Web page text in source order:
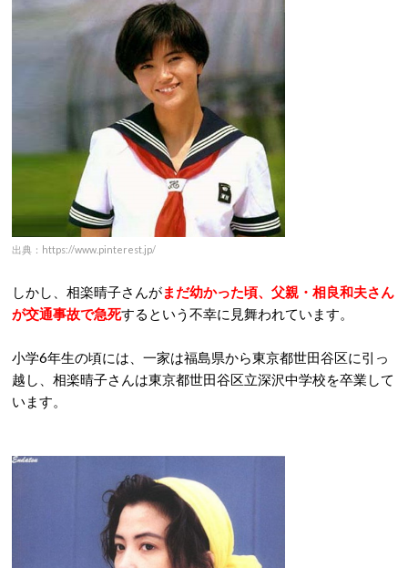
出典：https://www.pinterest.jp/
しかし、相楽晴子さんがまだ幼かった頃、父親・相良和夫さん
が交通事故で急死するという不幸に見舞われています。
小学6年生の頃には、一家は福島県から東京都世田谷区に引っ
越し、相楽晴子さんは東京都世田谷区立深沢中学校を卒業して
います。